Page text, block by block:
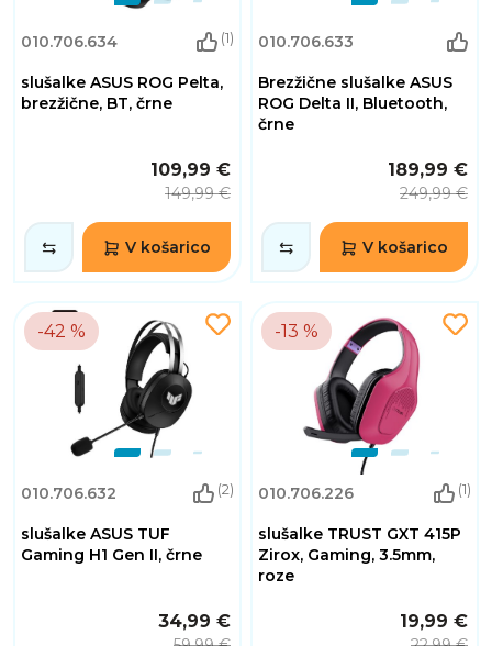
010.706.634 (1)
slušalke ASUS ROG Pelta,
brezžične, BT, črne
109,99 €
149,99 €
V košarico
010.706.633
Brezžične slušalke ASUS
ROG Delta II, Bluetooth,
črne
189,99 €
249,99 €
V košarico
-42 %
010.706.632 (2)
slušalke ASUS TUF
Gaming H1 Gen II, črne
34,99 €
-13 %
010.706.226 (1)
slušalke TRUST GXT 415P
Zirox, Gaming, 3.5mm,
roze
19,99 €